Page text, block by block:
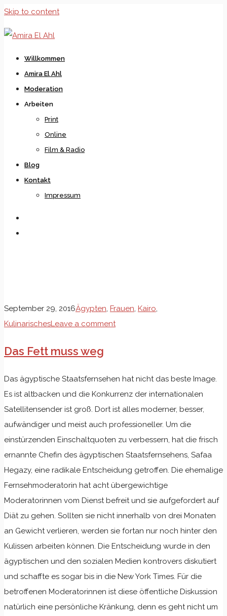
Skip to content
Willkommen
Amira El Ahl
Moderation
Arbeiten
Print
Online
Film & Radio
Blog
Kontakt
Impressum
September 29, 2016Ägypten, Frauen, Kairo,
KulinarischesLeave a comment
Das Fett muss weg
Das ägyptische Staatsfernsehen hat nicht das beste Image.
Es ist altbacken und die Konkurrenz der internationalen
Satellitensender ist groß. Dort ist alles moderner, besser,
aufwändiger und meist auch professioneller. Um die
einstürzenden Einschaltquoten zu verbessern, hat die frisch
ernannte Chefin des ägyptischen Staatsfernsehens, Safaa
Hegazy, eine radikale Entscheidung getroffen. Die ehemalige
Fernsehmoderatorin hat acht übergewichtige
Moderatorinnen vom Dienst befreit und sie aufgefordert auf
Diät zu gehen. Sollten sie nicht innerhalb von drei Monaten
an Gewicht verlieren, werden sie fortan nur noch hinter den
Kulissen arbeiten können. Die Entscheidung wurde in den
ägyptischen und den sozialen Medien kontrovers diskutiert
und schaffte es sogar bis in die New York Times. Für die
betroffenen Moderatorinnen ist diese öffentliche Diskussion
natürlich eine persönliche Kränkung, denn es geht nicht um